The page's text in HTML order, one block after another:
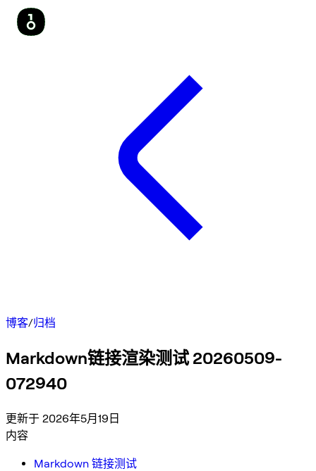
博客/归档
Markdown链接渲染测试 20260509-
072940
更新于 2026年5月19日
内容
Markdown 链接测试